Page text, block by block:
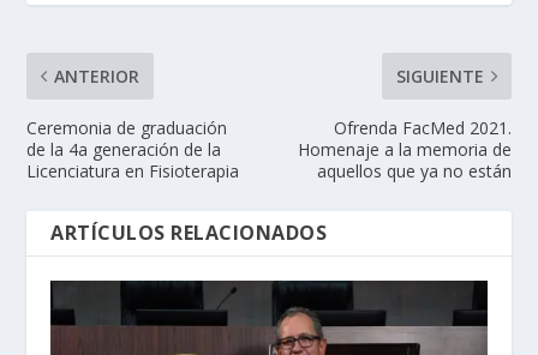
ANTERIOR
Ceremonia de graduación
de la 4a generación de la
Licenciatura en Fisioterapia
SIGUIENTE
Ofrenda FacMed 2021.
Homenaje a la memoria de
aquellos que ya no están
ARTÍCULOS RELACIONADOS